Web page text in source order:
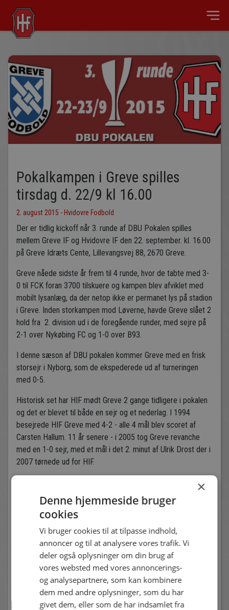
Pokalkampen i Greve spilles
tirsdag d. 22/9 kl 16.00
2. august 2015 - Hvidovre Fodbold
Der er tidlig kickoff når 3. runde af DBU Pokalen spilles
mellem Greve IF og Hvidovre IF den 22. september. kl. 16.00
på Greve Idræts Cente, Lillevangsvej 88, 2670 Greve.
Greve nåede sidste år frem til 4 runde, hvor de tabte med 3-
0 til FCK foran 3700 tilskuere og kampen blev afviklet med
mobilt lysanlæg, da der netop ikke er permanet lys på stadion
i Greve. Inden storkampen mod Løverne, havde Greve slået 2
hold fra 2. division ud i de foregående runder, med sejre på
2-1 over Nykøbing FC og 1-0 over B93.
I denne sæson af DBU pokalen kommer Greve med en frisk
storsejr i Nyborg, som de ekspederede ud af turneringen
med 0-5.
Historisk set har HIF mødt Greve 2 gange tidligere i pokalen
og det er blevet til både en sejr og et nederlag. I 1994
besejrede HIF Greve med 4-2 - alle 4 mål blev scoret af
Carsten Hallum. 11 år senere - i 2005 tog Greve revanche
med en 1-0 sejr, med et mål i det 2. minut af Ulrik Drost der i
2007 tørnede ud for HIF.
Det er i alt blevet til 12 opgør mellem HIF og Greve IF siden
1986. 6 kampe er endt med HIF sejr og 2 med sejr til Greve,
mens 4 er endt uden der er fundet en vinder. Seneste opgør
ligger tilbage i april 2007 hvor det blev til en sejr på 1-0 til
Hvidovre.
Klubben har i mange år fristet en tilværelse som seriøse
oprykningskandidater til 2. division, men det er blevet ved lige
ved og næsten. De har fået en god start på årets
Danmarksserie med 4 sejre og 2 nederlag og en aktuel 2.
plads, så det er ikke nogen nem opgave der venter HIF.
×
Denne hjemmeside bruger
cookies
Vi bruger cookies til at tilpasse indhold,
annoncer og til at analysere vores trafik. Vi
deler også oplysninger om din brug af
vores websted med vores annoncerings-
og analysepartnere, som kan kombinere
dem med andre oplysninger, som du har
givet dem, eller som de har indsamlet fra